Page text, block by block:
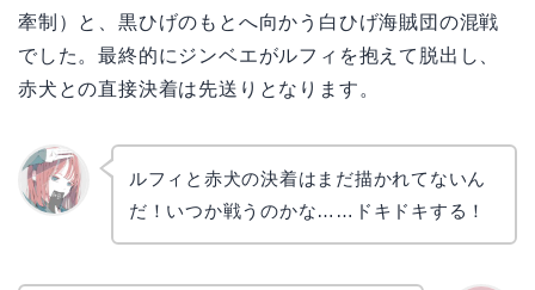
牽制）と、黒ひげのもとへ向かう白ひげ海賊団の混戦
でした。最終的にジンベエがルフィを抱えて脱出し、
赤犬との直接決着は先送りとなります。
ルフィと赤犬の決着はまだ描かれてないん
だ！いつか戦うのかな……ドキドキする！